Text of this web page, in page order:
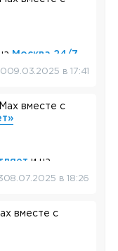
Москва 24/7
09.03.2025 в 17:41
вместе с
и на
помощью бота,
08.07.2025 в 18:26
вместе с